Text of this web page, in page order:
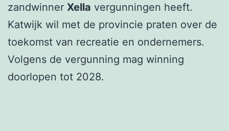
zandwinner Xella vergunningen heeft.
Katwijk wil met de provincie praten over de
toekomst van recreatie en ondernemers.
Volgens de vergunning mag winning
doorlopen tot 2028.